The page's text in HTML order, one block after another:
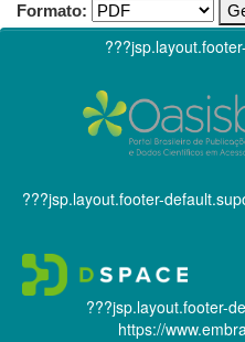
Formato:
???jsp.layout.footer-
???jsp.layout.footer-
https://